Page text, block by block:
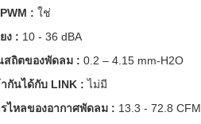
: ใช่
ง : 10 - 36 dBA
สถิตของพัดลม : 0.2 – 4.15 mm-H2O
กันได้กับ LINK : ไม่มี
ไหลของอากาศพัดลม : 13.3 - 72.8 CFM